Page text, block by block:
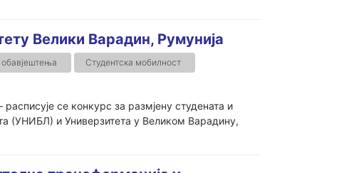
Велики Варадин, Румунија
Студентска мобилност
се конкурс за размјену студената и
(УНИБЛ) и Универзитета у Великом Варадину,